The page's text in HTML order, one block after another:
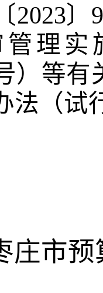
2023
理实
号）等
法（试
庄市